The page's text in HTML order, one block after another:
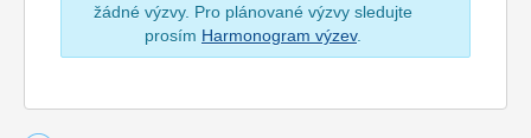
žádné výzvy. Pro plánované výzvy sledujte
prosím Harmonogram výzev.